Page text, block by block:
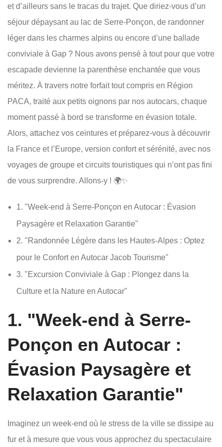
et d’ailleurs sans le tracas du trajet. Que diriez-vous d’un
séjour dépaysant au lac de Serre-Ponçon, de randonner
léger dans les charmes alpins ou encore d’une ballade
conviviale à Gap ? Nous avons pensé à tout pour que votre
escapade devienne la parenthèse enchantée que vous
méritez. À travers notre forfait tout compris en Région
PACA, traité aux petits oignons par nos autocars, chaque
moment passé à bord se transforme en évasion totale.
Alors, attachez vos ceintures et préparez-vous à découvrir
la France et l’Europe, version confort et sérénité, avec nos
voyages de groupe et circuits touristiques qui n’ont pas fini
de vous surprendre. Allons-y ! 🌍✨
1. "Week-end à Serre-Ponçon en Autocar : Évasion
Paysagère et Relaxation Garantie"
2. "Randonnée Légère dans les Hautes-Alpes : Optez
pour le Confort en Autocar Jacob Tourisme"
3. "Excursion Conviviale à Gap : Plongez dans la
Culture et la Nature en Autocar"
1. "Week-end à Serre-
Ponçon en Autocar :
Évasion Paysagère et
Relaxation Garantie"
Imaginez un week-end où le stress de la ville se dissipe au
fur et à mesure que vous vous approchez du spectaculaire